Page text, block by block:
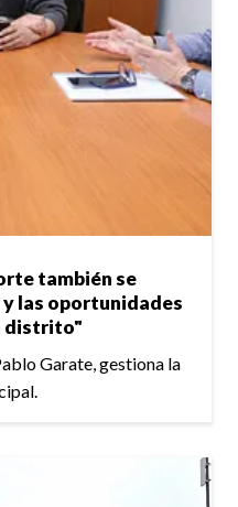
también se
las oportunidades
distrito"
Garate, gestiona la